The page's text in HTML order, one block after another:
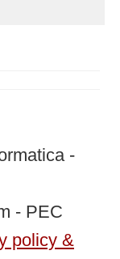
-
- PEC
policy &